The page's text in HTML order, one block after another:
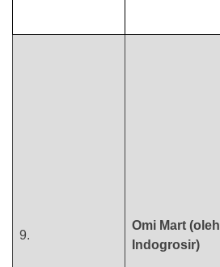
9.
Omi Mart (oleh
Indogrosir)